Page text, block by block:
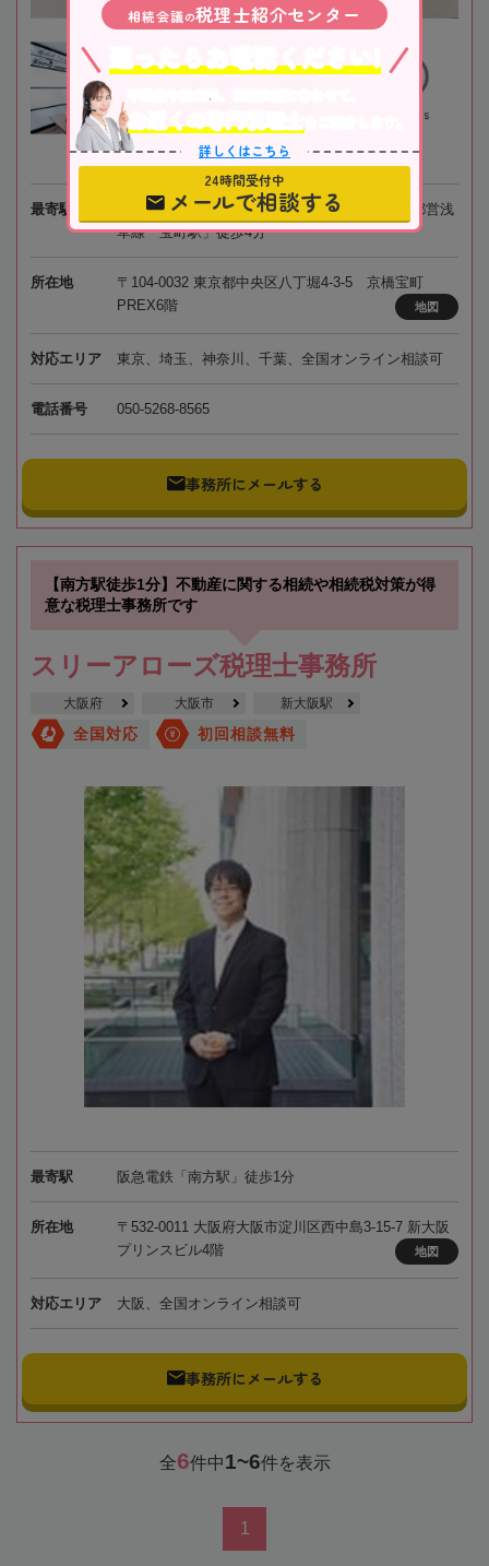
最寄駅
JR京葉線、東京メトロ「八丁堀駅」徒歩3分、都営浅
草線「宝町駅」徒歩4分
所在地
〒104-0032 東京都中央区八丁堀4-3-5 京橋宝町
PREX6階
地図
対応エリア 東京、埼玉、神奈川、千葉、全国オンライン相談可
電話番号 050-5268-8565
事務所にメールする
【南方駅徒歩1分】不動産に関する相続や相続税対策が得
意な税理士事務所です
スリーアローズ税理士事務所
大阪府 大阪市 新大阪駅
全国対応 初回相談無料
最寄駅 阪急電鉄「南方駅」徒歩1分
所在地
〒532-0011 大阪府大阪市淀川区西中島3-15-7 新大阪
プリンスビル4階
地図
対応エリア 大阪、全国オンライン相談可
事務所にメールする
全6件中1~6件を表示
1
相続会議の税理士紹介センター
不動産や株式等、相続資産に合わせて、
お近くの専門税理士
をご紹介します。
詳しくはこちら
24時間受付中
メールで相談する